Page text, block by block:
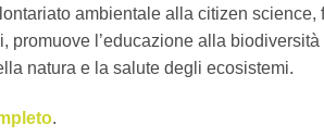
ambientale alla citizen
promuove l’educazione alla
natura e la salute degli ecosistemi.
.